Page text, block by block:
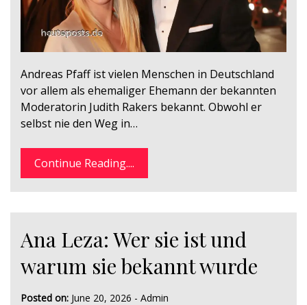
Andreas Pfaff ist vielen Menschen in Deutschland
vor allem als ehemaliger Ehemann der bekannten
Moderatorin Judith Rakers bekannt. Obwohl er
selbst nie den Weg in…
Continue Reading....
Ana Leza: Wer sie ist und
warum sie bekannt wurde
Posted on: June 20, 2026 - Admin